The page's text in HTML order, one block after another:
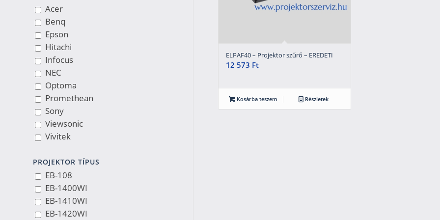
ELPAF40 – Projektor szűrő – EREDETI
12 573 Ft
Kosárba teszem Részletek
Acer
Benq
Epson
Hitachi
Infocus
NEC
Optoma
Promethean
Sony
Viewsonic
Vivitek
PROJEKTOR TÍPUS
EB-108
EB-1400WI
EB-1410WI
EB-1420WI